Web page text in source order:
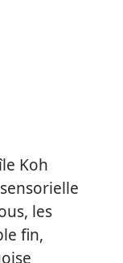
Koh
les
fin,